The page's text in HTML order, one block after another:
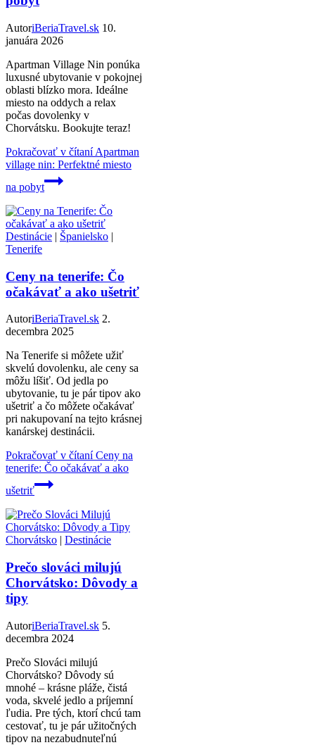
AutoriBeriaTravel.sk 10.
januára 2026
Apartman Village Nin ponúka
luxusné ubytovanie v pokojnej
oblasti blízko mora. Ideálne
miesto na oddych a relax
počas dovolenky v
Chorvátsku. Bookujte teraz!
Pokračovať v čítaníApartman
village nin: Perfektné miesto
na pobyt
Destinácie | Španielsko |
Tenerife
Ceny na tenerife: Čo
očakávať a ako ušetriť
AutoriBeriaTravel.sk 2.
decembra 2025
Na Tenerife si môžete užiť
skvelú dovolenku, ale ceny sa
môžu líšiť. Od jedla po
ubytovanie, tu je pár tipov ako
ušetriť a čo môžete očakávať
pri nakupovaní na tejto krásnej
kanárskej destinácii.
Pokračovať v čítaníCeny na
tenerife: Čo očakávať a ako
ušetriť
Chorvátsko | Destinácie
Prečo slováci milujú
Chorvátsko: Dôvody a
tipy
AutoriBeriaTravel.sk 5.
decembra 2024
Prečo Slováci milujú
Chorvátsko? Dôvody sú
mnohé – krásne pláže, čistá
voda, skvelé jedlo a príjemní
ľudia. Pre tých, ktorí chcú tam
cestovať, tu je pár užitočných
tipov na nezabudnuteľnú